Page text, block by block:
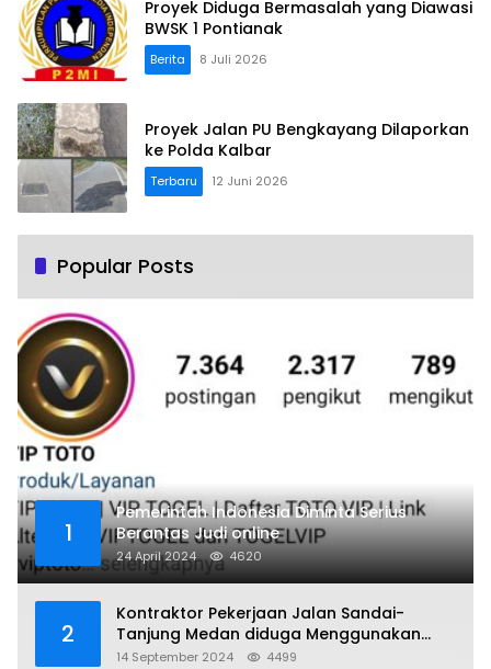
Proyek Diduga Bermasalah yang Diawasi
BWSK 1 Pontianak
Berita 8 Juli 2026
Proyek Jalan PU Bengkayang Dilaporkan
ke Polda Kalbar
Terbaru 12 Juni 2026
Popular Posts
1
Pemerintah Indonesia Diminta Serius
Berantas Judi online
24 April 2024 4620
2
Kontraktor Pekerjaan Jalan Sandai-
Tanjung Medan diduga Menggunakan
Matrial Tanah tak Berizin Resmi
14 September 2024 4499